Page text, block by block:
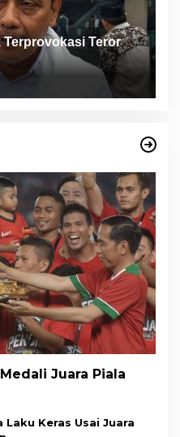
Terprovokasi Teror
Juara Piala
Laku Keras Usai Juara